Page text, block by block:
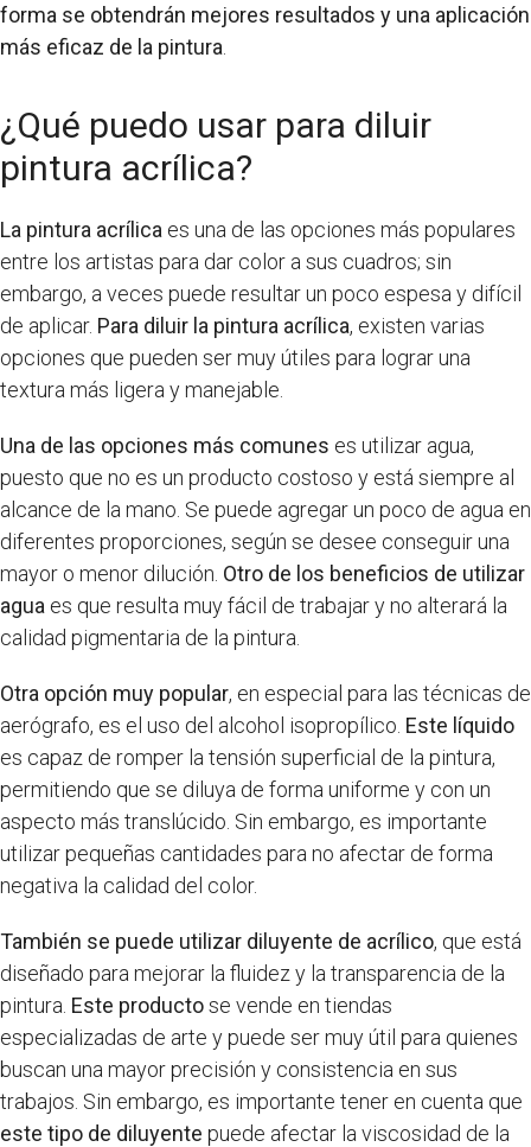
forma se obtendrán mejores resultados y una aplicación
más eficaz de la pintura
¿Qué puedo usar para diluir
pintura acrílica?
La pintura acrílica es una de las opciones más populares
entre los artistas para dar color a sus cuadros; sin
embargo, a veces puede resultar un poco espesa y difícil
de aplicar. Para diluir la pintura acrílica, existen varias
opciones que pueden ser muy útiles para lograr una
textura más ligera y manejable.
Una de las opciones más comunes es utilizar agua,
puesto que no es un producto costoso y está siempre al
alcance de la mano. Se puede agregar un poco de agua en
diferentes proporciones, según se desee conseguir una
mayor o menor dilución. Otro de los beneficios de utilizar
agua es que resulta muy fácil de trabajar y no alterará la
calidad pigmentaria de la pintura.
Otra opción muy popular, en especial para las técnicas de
aerógrafo, es el uso del alcohol isopropílico. Este líquido
es capaz de romper la tensión superficial de la pintura,
permitiendo que se diluya de forma uniforme y con un
aspecto más translúcido. Sin embargo, es importante
utilizar pequeñas cantidades para no afectar de forma
negativa la calidad del color.
También se puede utilizar diluyente de acrílico, que está
diseñado para mejorar la fluidez y la transparencia de la
pintura. Este productose vende en tiendas
especializadas de arte y puede ser muy útil para quienes
buscan una mayor precisión y consistencia en sus
trabajos. Sin embargo, es importante tener en cuenta que
este tipo de diluyente puede afectar la viscosidad de la